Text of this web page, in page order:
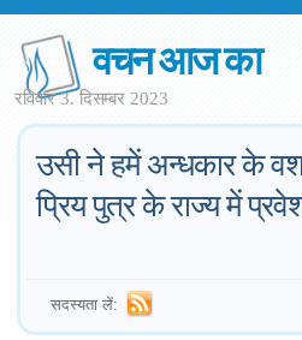
वचन आज का
रविवार 3. दिसम्बर 2023
उसी ने हमें अन्धकार के
प्रिय पुत्र के राज्य में
सदस्यता लें: